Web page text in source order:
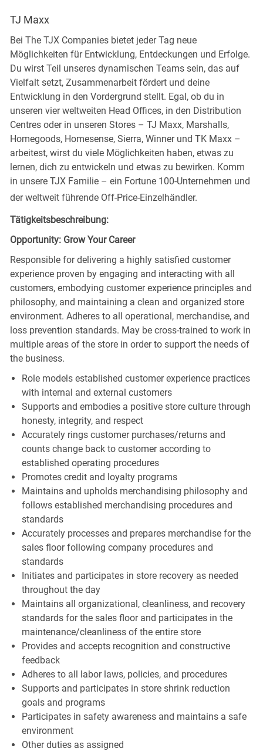
TJ Maxx
Bei The TJX Companies bietet jeder Tag neue
Möglichkeiten für Entwicklung, Entdeckungen und Erfolge.
Du wirst Teil unseres dynamischen Teams sein, das auf
Vielfalt setzt, Zusammenarbeit fördert und deine
Entwicklung in den Vordergrund stellt. Egal, ob du in
unseren vier weltweiten Head Offices, in den Distribution
Centres oder in unseren Stores – TJ Maxx, Marshalls,
Homegoods, Homesense, Sierra, Winner und TK Maxx –
arbeitest, wirst du viele Möglichkeiten haben, etwas zu
lernen, dich zu entwickeln und etwas zu bewirken. Komm
in unsere TJX Familie – ein Fortune 100-Unternehmen und
der weltweit führende Off-Price-Einzelhändler.
Tätigkeitsbeschreibung:
Opportunity: Grow Your Career
Responsible for delivering a highly satisfied customer
experience proven by engaging and interacting with all
customers, embodying customer experience principles and
philosophy, and maintaining a clean and organized store
environment. Adheres to all operational, merchandise, and
loss prevention standards. May be cross-trained to work in
multiple areas of the store in order to support the needs of
the business.
Role models established customer experience practices
with internal and external customers
Supports and embodies a positive store culture through
honesty, integrity, and respect
Accurately rings customer purchases/returns and
counts change back to customer according to
established operating procedures
Promotes credit and loyalty programs
Maintains and upholds merchandising philosophy and
follows established merchandising procedures and
standards
Accurately processes and prepares merchandise for the
sales floor following company procedures and
standards
Initiates and participates in store recovery as needed
throughout the day
Maintains all organizational, cleanliness, and recovery
standards for the sales floor and participates in the
maintenance/cleanliness of the entire store
Provides and accepts recognition and constructive
feedback
Adheres to all labor laws, policies, and procedures
Supports and participates in store shrink reduction
goals and programs
Participates in safety awareness and maintains a safe
environment
Other duties as assigned